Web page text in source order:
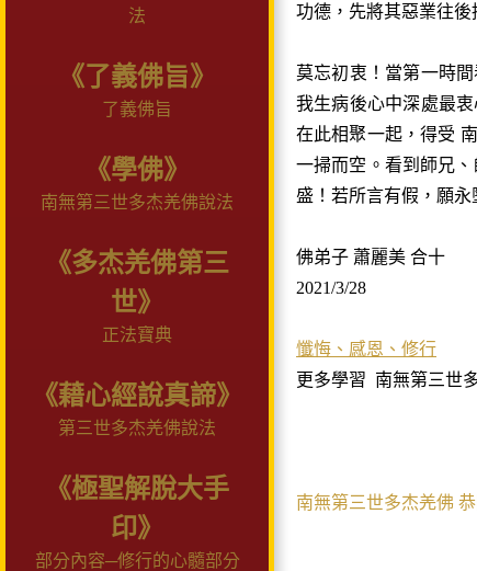
法
《了義佛旨》
了義佛旨
《學佛》
南無第三世多杰羌佛說法
《多杰羌佛第三
世》
正法寶典
《藉心經說真諦》
第三世多杰羌佛說法
《極聖解脫大手
印》
部分內容─修行的心髓部分
功德，先將其惡業往後
莫忘初衷！當第一時
我生病後心中深處最
在此相聚一起，得受
一掃而空。看到師兄
盛！若所言有假，願永
佛弟子 蕭麗美 合十
2021/3/28
懺悔、感恩、修行
更多學習 南無第三世
南無第三世多杰羌佛